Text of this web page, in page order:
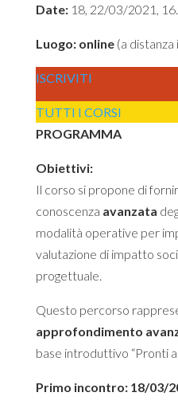
Date:18, 22/03/2021,
Luogo: online(a distanza
ISCRIVITI
TUTTI I CORSI
PROGRAMMA
Obiettivi:
Il corso si propone di
conoscenza avanzata
modalità operative per
valutazione di impatto
progettuale.
Questo percorso
approfondimento
base introduttivo “Pronti
Primo incontro: 18/03/